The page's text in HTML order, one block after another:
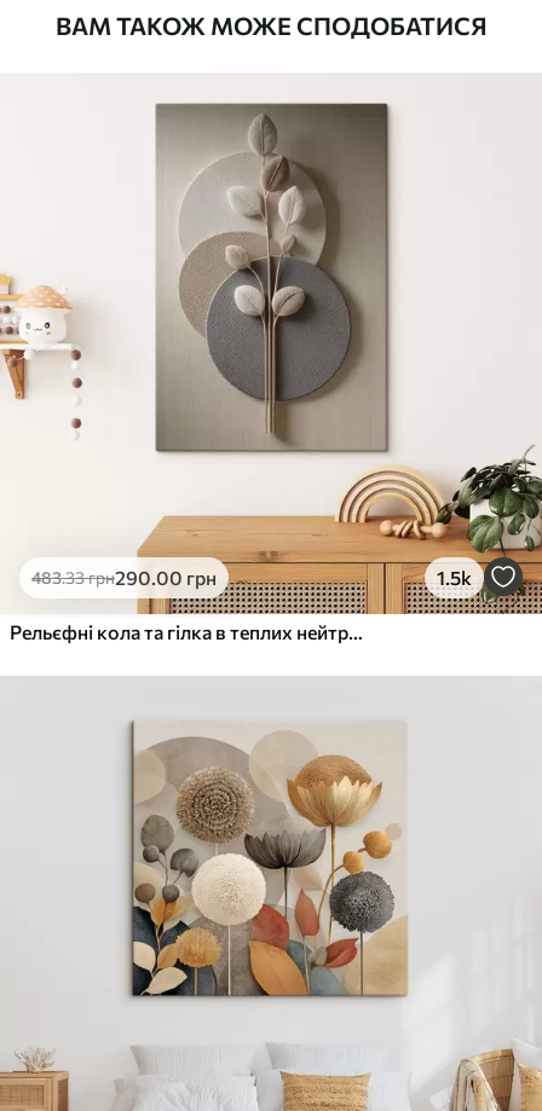
Яскраві, насичені кольори
Стійкість до вицвітання
Безпечне чорнило без запаху
Поверхня з текстурою полотна
Екологічний матеріал
Преміум
Від363
Яскраві, насичені кольори
Стійкість до вицвітання
Безпечне чорнило без запаху
Поверхня з текстурою полотна
Еко-Преміум
.00грн
✓Яскраві, насичені кольори
Поверхня з текстурою полотна
Екологічний матеріал
ВАМ ТАКОЖ МОЖЕ СПОДОБАТИСЯ
483.33грн290.00 грн 1.5k
Рельєфні кола та гілка в теплих нейтральних тонах